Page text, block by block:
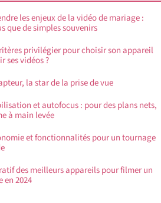
les enjeux de la vidéo de mariage :
que de simples souvenirs
privilégier pour choisir son appareil
ses vidéos ?
la star de la prise de vue
et autofocus : pour des plans nets,
à main levée
et fonctionnalités pour un tournage
des meilleurs appareils pour filmer un
en 2024